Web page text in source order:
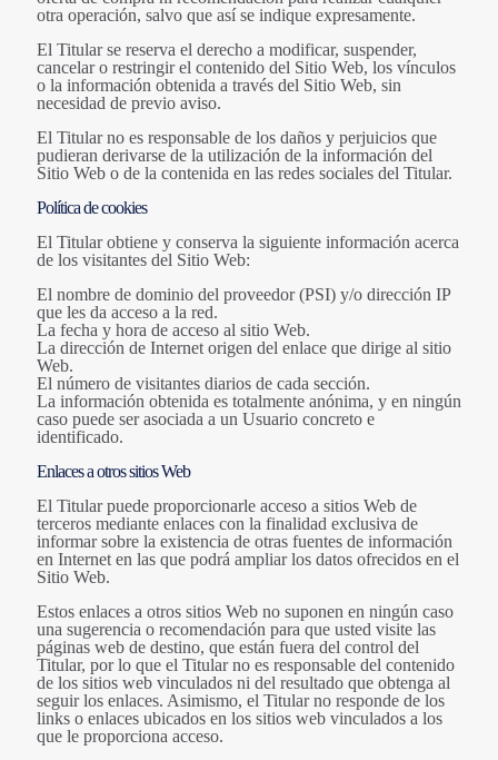
otra operación, salvo que así se indique expresamente.
El Titular se reserva el derecho a modificar, suspender,
cancelar o restringir el contenido del Sitio Web, los vínculos
o la información obtenida a través del Sitio Web, sin
necesidad de previo aviso.
El Titular no es responsable de los daños y perjuicios que
pudieran derivarse de la utilización de la información del
Sitio Web o de la contenida en las redes sociales del Titular.
Política de cookies
El Titular obtiene y conserva la siguiente información acerca
de los visitantes del Sitio Web:
El nombre de dominio del proveedor (PSI) y/o dirección IP
que les da acceso a la red.
La fecha y hora de acceso al sitio Web.
La dirección de Internet origen del enlace que dirige al sitio
Web.
El número de visitantes diarios de cada sección.
La información obtenida es totalmente anónima, y en ningún
caso puede ser asociada a un Usuario concreto e
identificado.
Enlaces a otros sitios Web
El Titular puede proporcionarle acceso a sitios Web de
terceros mediante enlaces con la finalidad exclusiva de
informar sobre la existencia de otras fuentes de información
en Internet en las que podrá ampliar los datos ofrecidos en el
Sitio Web.
Estos enlaces a otros sitios Web no suponen en ningún caso
una sugerencia o recomendación para que usted visite las
páginas web de destino, que están fuera del control del
Titular, por lo que el Titular no es responsable del contenido
de los sitios web vinculados ni del resultado que obtenga al
seguir los enlaces. Asimismo, el Titular no responde de los
links o enlaces ubicados en los sitios web vinculados a los
que le proporciona acceso.